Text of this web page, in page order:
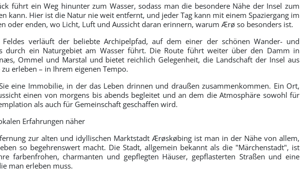
führt ein Weg hinunter zum Wasser, sodass man die besondere Nähe der Insel zum
kann. Hier ist die Natur nie weit entfernt, und jeder Tag kann mit einem Spaziergang im
oder enden, wo Licht, Luft und Aussicht daran erinnern, warum Ærø so besonders ist.
Feldes verläuft der beliebte Archipelpfad, auf dem einer der schönen Wander- und
durch ein Naturgebiet am Wasser führt. Die Route führt weiter über den Damm in
Ommel und Marstal und bietet reichlich Gelegenheit, die Landschaft der Insel aus
erleben – in Ihrem eigenen Tempo.
eine Immobilie, in der das Leben drinnen und draußen zusammenkommen. Ein Ort,
einen von morgens bis abends begleitet und an dem die Atmosphäre sowohl für
als auch für Gemeinschaft geschaffen wird.
Erfahrungen näher
zur alten und idyllischen Marktstadt Ærøskøbing ist man in der Nähe von allem,
so begehrenswert macht. Die Stadt, allgemein bekannt als die "Märchenstadt", ist
farbenfrohen, charmanten und gepflegten Häuser, gepflasterten Straßen und eine
man erleben muss.